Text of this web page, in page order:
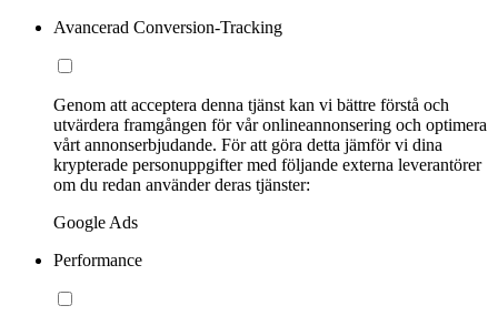
Avancerad Conversion-Tracking
Genom att acceptera denna tjänst kan vi bättre förstå och
utvärdera framgången för vår onlineannonsering och optimera
vårt annonserbjudande. För att göra detta jämför vi dina
krypterade personuppgifter med följande externa leverantörer
om du redan använder deras tjänster:
Google Ads
Performance